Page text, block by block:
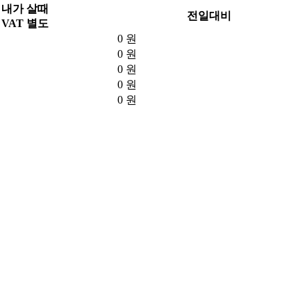
내가 살때
VAT 별도
전일대비
0 원
0 원
0 원
0 원
0 원